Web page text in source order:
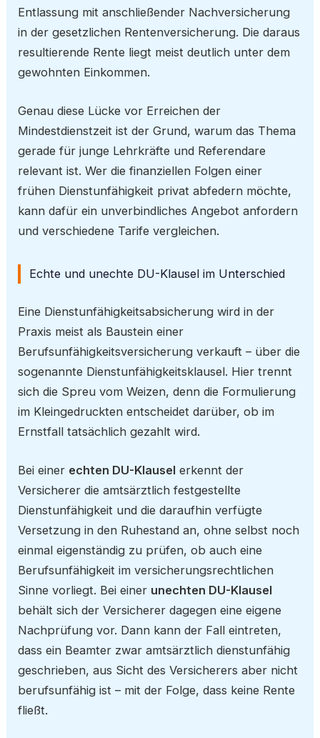
Entlassung mit anschließender Nachversicherung
in der gesetzlichen Rentenversicherung. Die daraus
resultierende Rente liegt meist deutlich unter dem
gewohnten Einkommen.
Genau diese Lücke vor Erreichen der
Mindestdienstzeit ist der Grund, warum das Thema
gerade für junge Lehrkräfte und Referendare
relevant ist. Wer die finanziellen Folgen einer
frühen Dienstunfähigkeit privat abfedern möchte,
kann dafür ein unverbindliches Angebot anfordern
und verschiedene Tarife vergleichen.
Echte und unechte DU-Klausel im Unterschied
Eine Dienstunfähigkeitsabsicherung wird in der
Praxis meist als Baustein einer
Berufsunfähigkeitsversicherung verkauft – über die
sogenannte Dienstunfähigkeitsklausel. Hier trennt
sich die Spreu vom Weizen, denn die Formulierung
im Kleingedruckten entscheidet darüber, ob im
Ernstfall tatsächlich gezahlt wird.
Bei einer echten DU-Klausel erkennt der
Versicherer die amtsärztlich festgestellte
Dienstunfähigkeit und die daraufhin verfügte
Versetzung in den Ruhestand an, ohne selbst noch
einmal eigenständig zu prüfen, ob auch eine
Berufsunfähigkeit im versicherungsrechtlichen
Sinne vorliegt. Bei einer unechten DU-Klausel
behält sich der Versicherer dagegen eine eigene
Nachprüfung vor. Dann kann der Fall eintreten,
dass ein Beamter zwar amtsärztlich dienstunfähig
geschrieben, aus Sicht des Versicherers aber nicht
berufsunfähig ist – mit der Folge, dass keine Rente
fließt.